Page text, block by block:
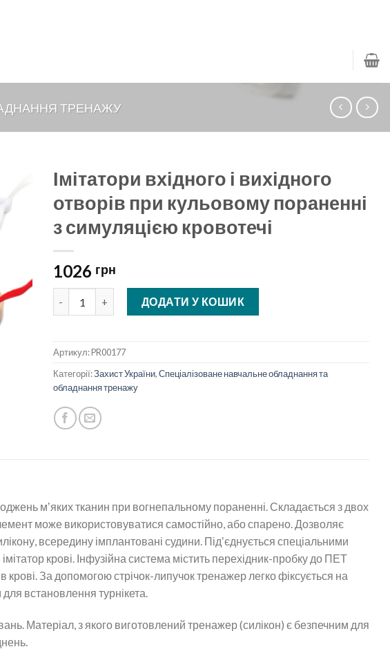
ТРЕНАЖУ
Імітатори вхідного і вихідного
отворів при кульовому пораненні
з симуляцією кровотечі
1026 грн
Імітатори вхідного і вихідного отворів при кульовому пораненні з
ДОДАТИ У КОШИК
Артикул:PR00177
Категорії:Захист України,Спеціалізоване навчальне обладнання та
обладнання тренажу
мʼяких тканин при вогнепальному пораненні. Складається з двох
може використовуватися самостійно, або спарено. Дозволяє
всередину імплантовані судини. Підʼєднується спеціальними
крові. Інфузійна система містить перехідник-пробку до ПЕТ
крові. За допомогою стрічок-липучок тренажер легко фіксується на
встановлення турнікета.
Матеріал, з якого виготовлений тренажер (силікон) є безпечним для